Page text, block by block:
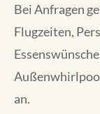
Bei Anfragen
Flugzeiten,
an.